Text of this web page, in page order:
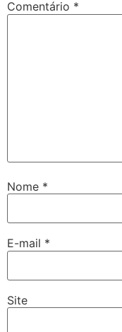
Comentário *
Nome *
E-mail *
Site